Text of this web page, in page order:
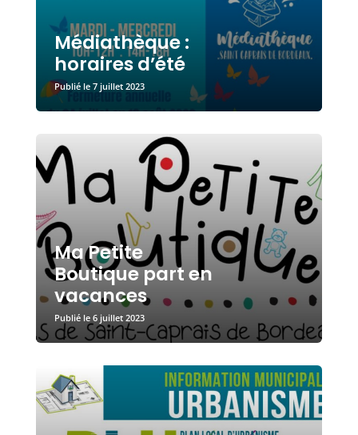
Médiathèque :
horaires d’été
7 juillet 2023
Ma Petite
Boutique part en
vacances
6 juillet 2023